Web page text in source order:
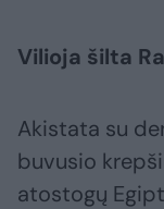
Vilioja šilta
Akistata su
buvusio
atostogų